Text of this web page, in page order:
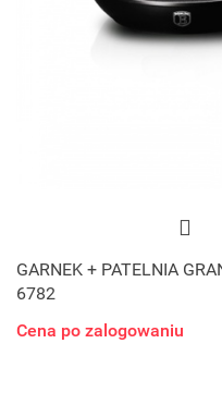
GARNEK + PATELNIA
6782
Cena po zalogowaniu